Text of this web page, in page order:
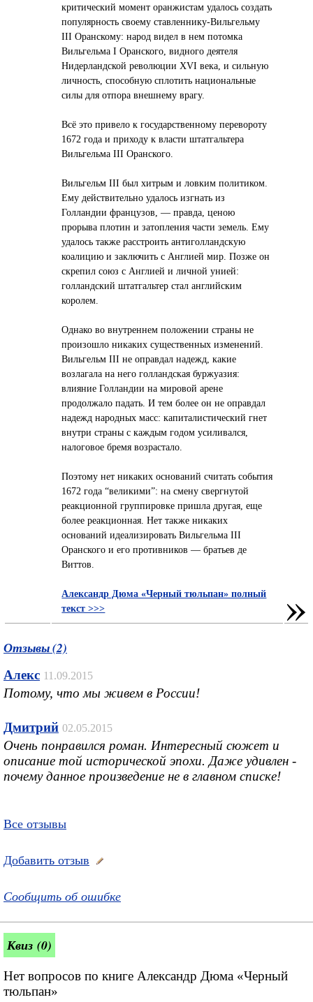
критический момент оранжистам удалось создать
популярность своему ставленнику-Вильгельму
III Оранскому: народ видел в нем потомка
Вильгельма I Оранского, видного деятеля
Нидерландской революции XVI века, и сильную
личность, способную сплотить национальные
силы для отпора внешнему врагу.
Всё это привело к государственному перевороту
1672 года и приходу к власти штатгальтера
Вильгельма III Оранского.
Вильгельм III был хитрым и ловким политиком.
Ему действительно удалось изгнать из
Голландии французов, — правда, ценою
прорыва плотин и затопления части земель. Ему
удалось также расстроить антиголландскую
коалицию и заключить с Англией мир. Позже он
скрепил союз с Англией и личной унией:
голландский штатгальтер стал английским
королем.
Однако во внутреннем положении страны не
произошло никаких существенных изменений.
Вильгельм III не оправдал надежд, какие
возлагала на него голландская буржуазия:
влияние Голландии на мировой арене
продолжало падать. И тем более он не оправдал
надежд народных масс: капиталистический гнет
внутри страны с каждым годом усиливался,
налоговое бремя возрастало.
Поэтому нет никаких оснований считать события
1672 года “великими”: на смену свергнутой
реакционной группировке пришла другая, еще
более реакционная. Нет также никаких
оснований идеализировать Вильгельма III
Оранского и его противников — братьев де
Виттов.
Александр Дюма «Черный тюльпан» полный
текст >>>
»
Отзывы (2)
Алекс 11.09.2015
Потому, что мы живем в России!
Дмитрий 02.05.2015
Очень понравился роман. Интересный сюжет и
описание той исторической эпохи. Даже удивлен -
почему данное произведение не в главном списке!
Все отзывы
Добавить отзыв
Сообщить об ошибке
Квиз (0)
Нет вопросов по книге Александр Дюма «Черный
тюльпан»